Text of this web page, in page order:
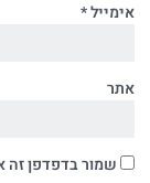
אימייל*
אתר
שמור בדפדפן